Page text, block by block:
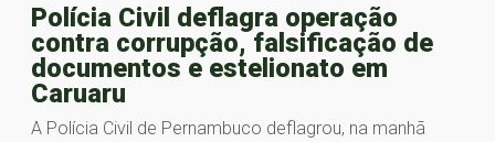
Polícia Civil deflagra operação
contra corrupção, falsificação de
documentos e estelionato em
Caruaru
A Polícia Civil de Pernambuco deflagrou, na manhã